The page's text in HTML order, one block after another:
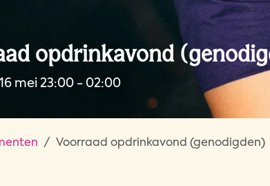
opdrinkavond
mei 23:00 - 02:00
Voorraad opdrinkavond (genodigden)